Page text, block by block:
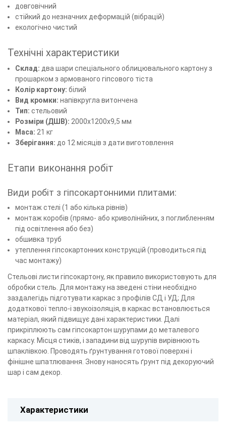
довговічний
стійкий до незначних деформацій (вібрацій)
екологічно чистий
Технічні характеристики
Склад: два шари спеціального облицювального картону з
прошарком з армованого гіпсового тіста
Колір картону: білий
Вид кромки: напівкругла витончена
Тип: стельовий
Розміри (ДШВ): 2000х1200х9,5 мм
Маса: 21 кг
Зберігання: до 12 місяців з дати виготовлення
Етапи виконання робіт
Види робіт з гіпсокартонними плитами:
монтаж стелі (1 або кілька рівнів)
монтаж коробів (прямо- або криволінійних, з поглибленням
під освітлення або без)
обшивка труб
утеплення гіпсокартонних конструкцій (проводиться під
час монтажу)
Стельові листи гіпсокартону, як правило використовують для
обробки стель. Для монтажу на зведені стіни необхідно
заздалегідь підготувати каркас з профілів СД і УД; Для
додаткової тепло-і звукоізоляція, в каркас встановлюється
матеріал, який підвищує дані характеристики. Далі
прикріплюють сам гіпсокартон шурупами до металевого
каркасу. Місця стиків, і западини від шурупів вирівнюють
шпаклівкою. Проводять ґрунтування готової поверхні і
фінішне шпатлювання. Знову наносять ґрунт під декоруючий
шар і сам декор.
Характеристики